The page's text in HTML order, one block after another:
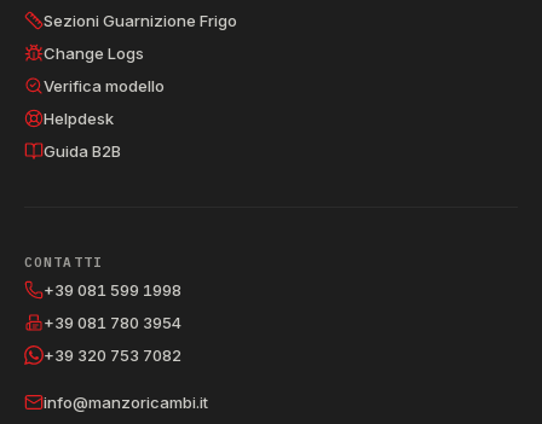
Sezioni Guarnizione Frigo
Change Logs
Verifica modello
Helpdesk
Guida B2B
CONTATTI
+39 081 599 1998
+39 081 780 3954
+39 320 753 7082
info@manzoricambi.it